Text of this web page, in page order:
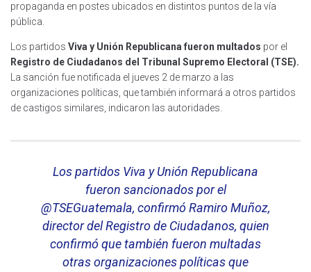
propaganda en postes ubicados en distintos puntos de la vía
pública.
Los partidos Viva y Unión Republicana fueron multados por el
Registro de Ciudadanos del Tribunal Supremo Electoral (TSE).
La sanción fue notificada el jueves 2 de marzo a las
organizaciones políticas, que también informará a otros partidos
de castigos similares, indicaron las autoridades.
Los partidos Viva y Unión Republicana
fueron sancionados por el
@TSEGuatemala, confirmó Ramiro Muñoz,
director del Registro de Ciudadanos, quien
confirmó que también fueron multadas
otras organizaciones políticas que